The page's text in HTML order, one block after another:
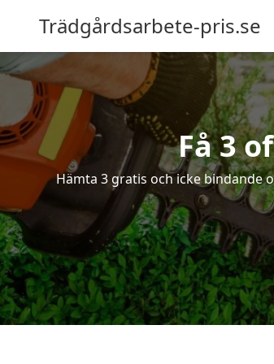
Trädgårdsarbete-pris.se
Få 3
Hämta 3 gratis och icke bindande